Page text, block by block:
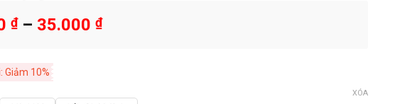
₫– 35.000 ₫
Giảm 10%
XÓA